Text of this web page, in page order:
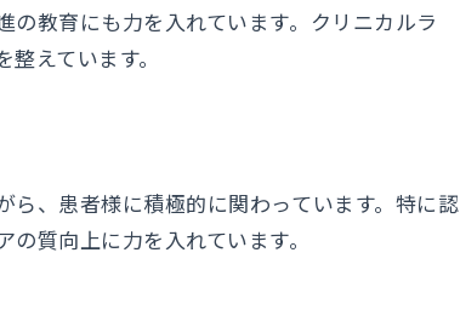
教育にも力を入れています。クリニカルラ
えています。
、患者様に積極的に関わっています。特に認
質向上に力を入れています。